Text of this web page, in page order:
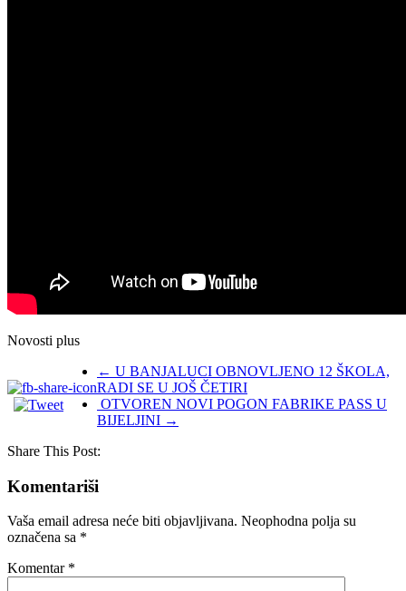
Novosti plus
← U BANJALUCI OBNOVLJENO 12 ŠKOLA,
RADI SE U JOŠ ČETIRI
OTVOREN NOVI POGON FABRIKE PASS U
BIJELJINI →
Share This Post:
Komentariši
Vaša email adresa neće biti objavljivana. Neophodna polja su
označena sa *
Komentar *